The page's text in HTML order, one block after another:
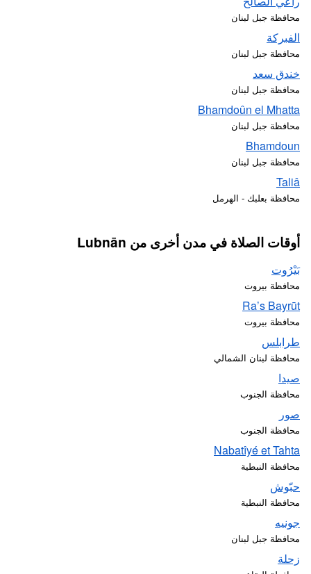
محافظة جبل لبنان
الفبركة
محافظة جبل لبنان
خندق سعد
محافظة جبل لبنان
Bhamdoûn el Mhatta
محافظة جبل لبنان
Bhamdoun
محافظة جبل لبنان
Taliâ
محافظة بعلبك - الهرمل
أوقات الصلاة في مدن أخرى من Lubnān
بَيْرُوت
محافظة بيروت
Ra’s Bayrūt
محافظة بيروت
طرابلس
محافظة لبنان الشمالي
صيدا
محافظة الجنوب
صور
محافظة الجنوب
Nabatîyé et Tahta
محافظة النبطية
حبّوش
محافظة النبطية
جونيه
محافظة جبل لبنان
زحلة